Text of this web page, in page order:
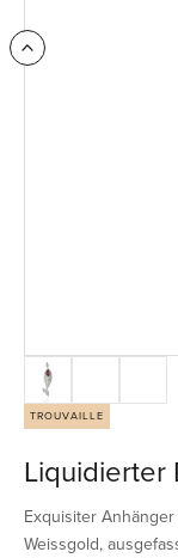
TROUVAILLE
Liquidierter
Exquisiter
Weissgold,